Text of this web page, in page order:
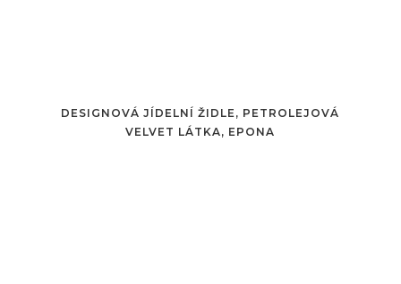
DESIGNOVÁ JÍDELNÍ ŽIDLE, PETROLEJOVÁ
VELVET LÁTKA, EPONA